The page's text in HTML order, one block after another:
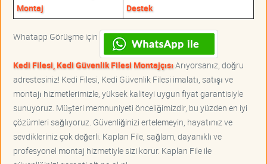
Montaj
Destek
Whatapp Görüşme için
Kedi Filesi, Kedi Güvenlik Filesi MontajçısıArıyorsanız, doğru
adrestesiniz! Kedi Filesi, Kedi Güvenlik Filesi imalatı, satışı ve
montajı hizmetlerimizle, yüksek kaliteyi uygun fiyat garantisiyle
sunuyoruz. Müşteri memnuniyeti önceliğimizdir, bu yüzden en iyi
çözümleri sağlıyoruz. Güvenliğinizi ertelemeyin, hayatınız ve
sevdikleriniz çok değerli. Kaplan File, sağlam, dayanıklı ve
profesyonel montaj hizmetiyle sizi korur. Kaplan File ile